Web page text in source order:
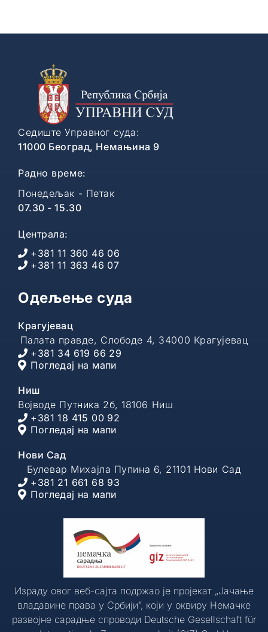
Седиште Управног суда:
11000 Београд, Немањина 9
Радно време:
Понедељак - Петак
07.30 - 15.30
Централа:
+381 11 360 46 06
+381 11 363 46 07
Одељење суда
Крагујевац
Палата правде, Слободе 4, 34000 Крагујевац
+381 34 619 66 29
Погледај на мапи
Ниш
Војводе Путника 2б, 18106 Ниш
+381 18 415 00 92
Погледај на мапи
Нови Сад
Булевар Михајла Пупина 6, 21101 Нови Сад
+381 21 661 68 93
Погледај на мапи
Израду овог веб-сајта подржао је пројекат „Јачање
владавине права у Србији”, који у оквиру Немачке
развојне сарадње спроводи Deutsche Gesellschaft für